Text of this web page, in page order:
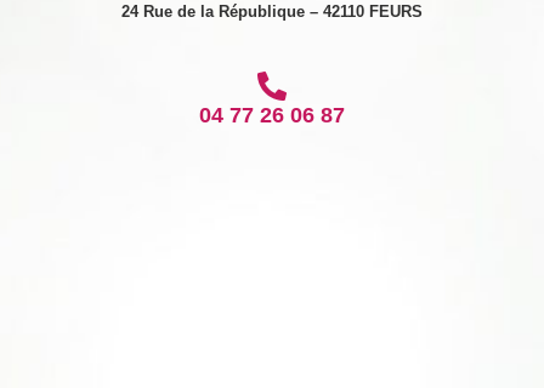
24 Rue de la République – 42110 FEURS
04 77 26 06 87